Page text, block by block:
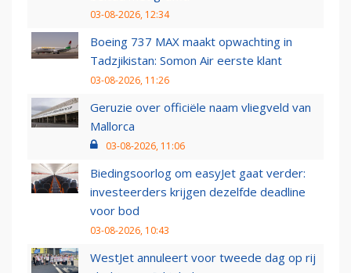
03-08-2026, 12:34
Boeing 737 MAX maakt opwachting in
Tadzjikistan: Somon Air eerste klant
03-08-2026, 11:26
Geruzie over officiële naam vliegveld van
Mallorca
03-08-2026, 11:06
Biedingsoorlog om easyJet gaat verder:
investeerders krijgen dezelfde deadline
voor bod
03-08-2026, 10:43
WestJet annuleert voor tweede dag op rij